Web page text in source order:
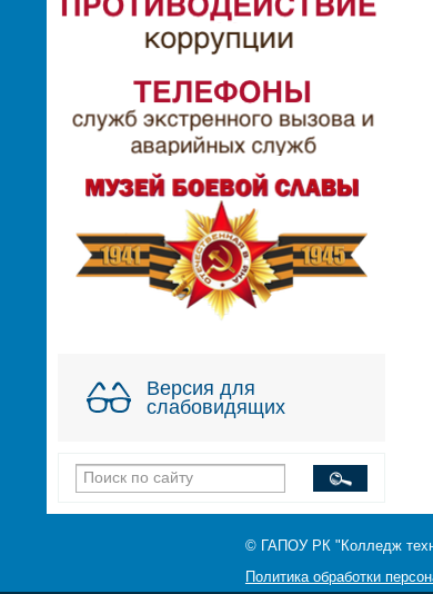
Версия для
слабовидящих
© ГАПОУ РК "Колледж
Политика обработки